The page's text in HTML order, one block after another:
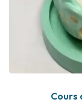
Cours